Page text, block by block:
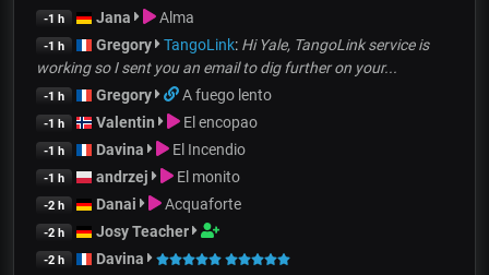
-1 h Jana Alma
-1 h Gregory TangoLink: Hi Yale, TangoLink service is
working so I sent you an email to dig further on your...
-1 h Gregory A fuego lento
-1 h Valentin El encopao
-1 h Davina El Incendio
-1 h andrzej El monito
-2 h Danai Acquaforte
-2 h Josy Teacher
-2 h Davina